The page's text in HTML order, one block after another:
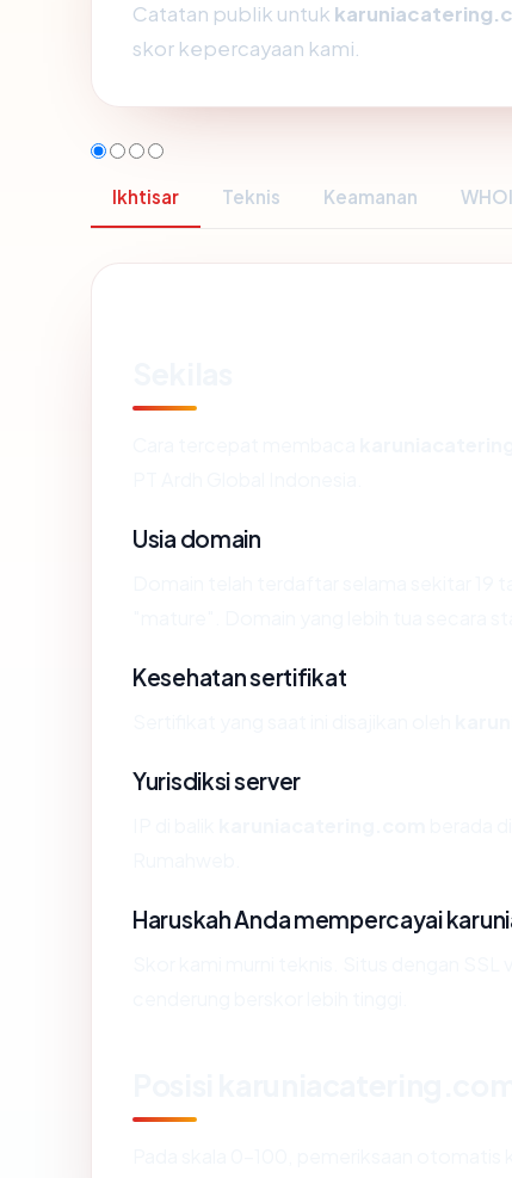
Catatan publik untuk
skor kepercayaan kami.
Ikhtisar Teknis Keamanan
Usia domain
Kesehatan sertifikat
Yurisdiksi server
Haruskah Anda mempercayai